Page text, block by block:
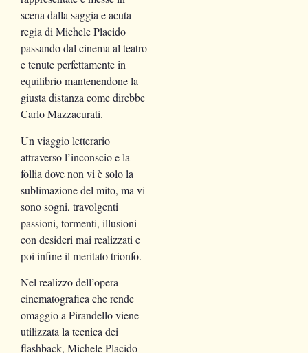
scena dalla saggia e acuta
regia di Michele Placido
passando dal cinema al teatro
e tenute perfettamente in
equilibrio mantenendone la
giusta distanza come direbbe
Carlo Mazzacurati.
Un viaggio letterario
attraverso l’inconscio e la
follia dove non vi è solo la
sublimazione del mito, ma vi
sono sogni, travolgenti
passioni, tormenti, illusioni
con desideri mai realizzati e
poi infine il meritato trionfo.
Nel realizzo dell’opera
cinematografica che rende
omaggio a Pirandello viene
utilizzata la tecnica dei
flashback, Michele Placido